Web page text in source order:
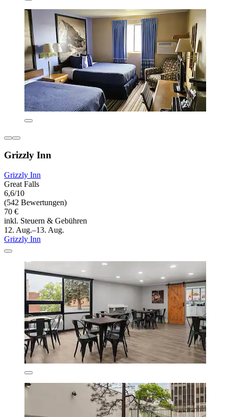
Grizzly Inn
Grizzly Inn
Great Falls
6,6/10
(542 Bewertungen)
70 €
inkl. Steuern & Gebühren
12. Aug.–13. Aug.
Grizzly Inn